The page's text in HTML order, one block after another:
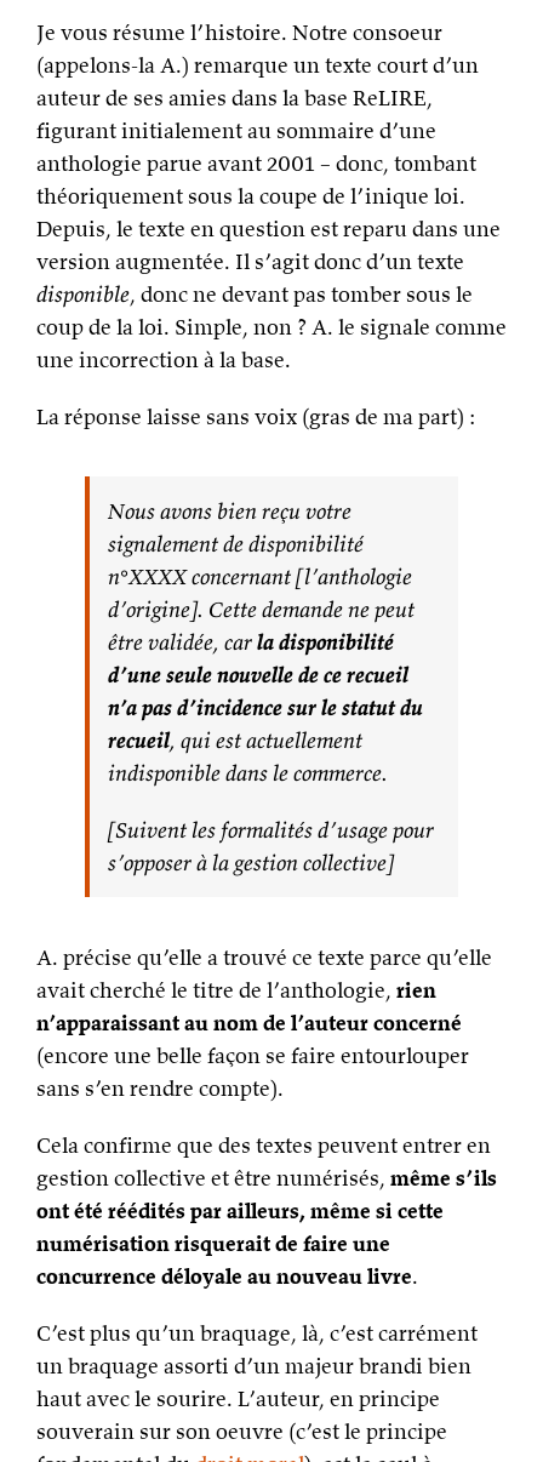
Je vous résume l’histoire. Notre consoeur
(appelons-la A.) remarque un texte court d’un
auteur de ses amies dans la base ReLIRE,
figurant initialement au sommaire d’une
anthologie parue avant 2001 – donc, tombant
théoriquement sous la coupe de l’inique loi.
Depuis, le texte en question est reparu dans une
version augmentée. Il s’agit donc d’un texte
disponible, donc ne devant pas tomber sous le
coup de la loi. Simple, non ? A. le signale comme
une incorrection à la base.
La réponse laisse sans voix (gras de ma part) :
Nous avons bien reçu votre
signalement de disponibilité
n°XXXX concernant [l’anthologie
d’origine]. Cette demande ne peut
être validée, carla disponibilité
d’une seule nouvelle de ce recueil
n’a pas d’incidence sur le statut du
recueil, qui est actuellement
indisponible dans le commerce.
[Suivent les formalités d’usage pour
s’opposer à la gestion collective]
A. précise qu’elle a trouvé ce texte parce qu’elle
avait cherché le titre de l’anthologie, rien
n’apparaissant au nom de l’auteur concerné
(encore une belle façon se faire entourlouper
sans s’en rendre compte).
Cela confirme que des textes peuvent entrer en
gestion collective et être numérisés, même s’ils
ont été réédités par ailleurs, même si cette
numérisation risquerait de faire une
concurrence déloyale au nouveau livre.
C’est plus qu’un braquage, là, c’est carrément
un braquage assorti d’un majeur brandi bien
haut avec le sourire. L’auteur, en principe
souverain sur son oeuvre (c’est le principe